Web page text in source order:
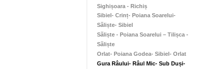
Sighișoara - Richiș
Sibiel- Crinț- Poiana Soarelui-
Săliște- Sibiel
Săliște - Poiana Soarelui – Tilișca -
Săliște
Orlat- Poiana Godea- Sibiel- Orlat
Gura Râului- Râul Mic- Sub Duși-